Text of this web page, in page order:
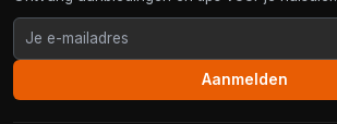
Aanmelden